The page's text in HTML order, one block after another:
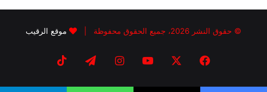
© حقوق النشر 2026، جميع الحقوق محفوظة | موقع الرقيب
فيسبوك يوتيوبانستقرامتيلقرام